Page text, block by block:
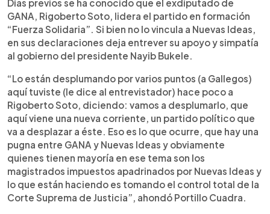
Días previos se ha conocido que el exdiputado de
GANA, Rigoberto Soto, lidera el partido en formación
“Fuerza Solidaria”. Si bien no lo vincula a Nuevas Ideas,
en sus declaraciones deja entrever su apoyo y simpatía
al gobierno del presidente Nayib Bukele.
“Lo están desplumando por varios puntos (a Gallegos)
aquí tuviste (le dice al entrevistador) hace poco a
Rigoberto Soto, diciendo: vamos a desplumarlo, que
aquí viene una nueva corriente, un partido político que
va a desplazar a éste. Eso es lo que ocurre, que hay una
pugna entre GANA y Nuevas Ideas y obviamente
quienes tienen mayoría en ese tema son los
magistrados impuestos apadrinados por Nuevas Ideas y
lo que están haciendo es tomando el control total de la
Corte Suprema de Justicia”, ahondó Portillo Cuadra.